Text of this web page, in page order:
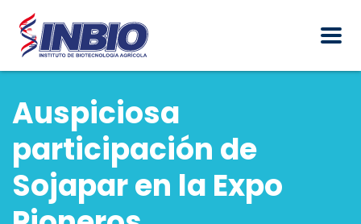
Auspiciosa
participación de
Sojapar en la Expo